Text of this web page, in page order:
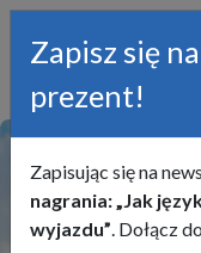
22 245
Podróże,
przyszłość!
Zapisz się
prezent!
Zapisując się na
nagrania: „Jak
wyjazdu”. Dołącz